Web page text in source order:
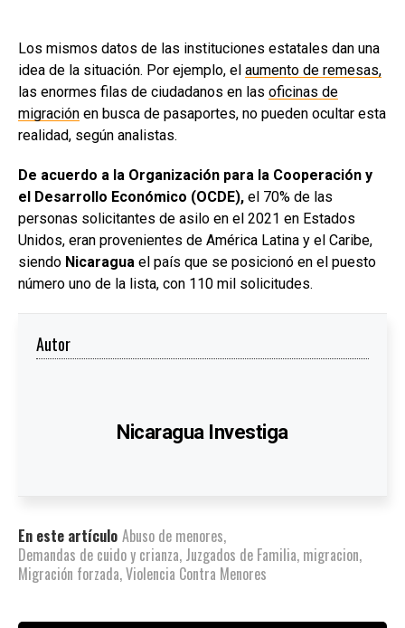
Los mismos datos de las instituciones estatales dan una
idea de la situación. Por ejemplo, el aumento de remesas,
las enormes filas de ciudadanos en las oficinas de
migración en busca de pasaportes, no pueden ocultar esta
realidad, según analistas.
De acuerdo a la Organización para la Cooperación y
el Desarrollo Económico (OCDE), el 70% de las
personas solicitantes de asilo en el 2021 en Estados
Unidos, eran provenientes de América Latina y el Caribe,
siendo Nicaragua el país que se posicionó en el puesto
número uno de la lista, con 110 mil solicitudes.
Autor
Nicaragua Investiga
En este artículo Abuso de menores,
Demandas de cuido y crianza, Juzgados de Familia, migracion,
Migración forzada,Violencia Contra Menores